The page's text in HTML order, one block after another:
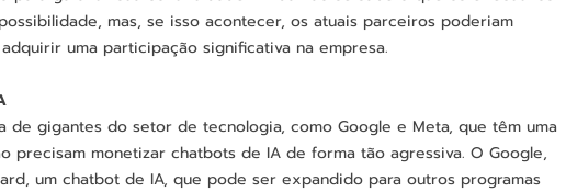
mas, se isso acontecer, os atuais parceiros poderiam
uma participação significativa na empresa.
de gigantes do setor de tecnologia, como Google e Meta, que têm uma
precisam monetizar chatbots de IA de forma tão agressiva. O Google,
um chatbot de IA, que pode ser expandido para outros programas